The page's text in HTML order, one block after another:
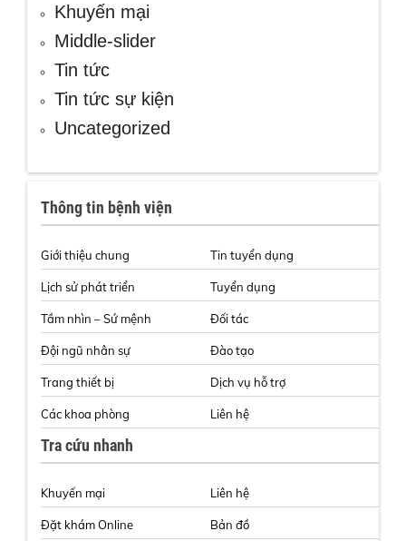
Khuyến mại
Middle-slider
Tin tức
Tin tức sự kiện
Uncategorized
Thông tin bệnh viện
Giới thiệu chung
Lịch sử phát triển
Tầm nhìn – Sứ mệnh
Đội ngũ nhân sự
Trang thiết bị
Các khoa phòng
Tin tuyển dụng
Tuyển dụng
Đối tác
Đào tạo
Dịch vụ hỗ trợ
Liên hệ
Tra cứu nhanh
Khuyến mại
Đặt khám Online
Liên hệ
Bản đồ